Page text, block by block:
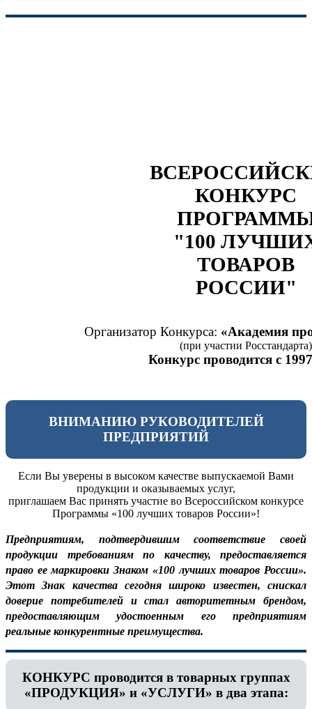
КОНКУРС
"100
ТОВАРОВ
РОССИИ"
Организатор Конкурса: «Академия
(при участии Росстандарта)
Конкурс проводится с
ВНИМАНИЮ РУКОВОДИТЕЛЕЙ
ПРЕДПРИЯТИЙ
Если Вы уверены в высоком качестве выпускаемой Вами
продукции и оказываемых услуг,
приглашаем Вас принять участие во Всероссийском конкурсе
Программы «100 лучших товаров России»!
Предприятиям, подтвердившим соответствие своей
продукции требованиям по качеству, предоставляется
право ее маркировки Знаком «100 лучших товаров России».
Этот Знак качества сегодня широко известен, снискал
доверие потребителей и стал авторитетным брендом,
предоставляющим удостоенным его предприятиям
реальные конкурентные преимущества.
КОНКУРС проводится в товарных группах
«ПРОДУКЦИЯ» и «УСЛУГИ» в два этапа: